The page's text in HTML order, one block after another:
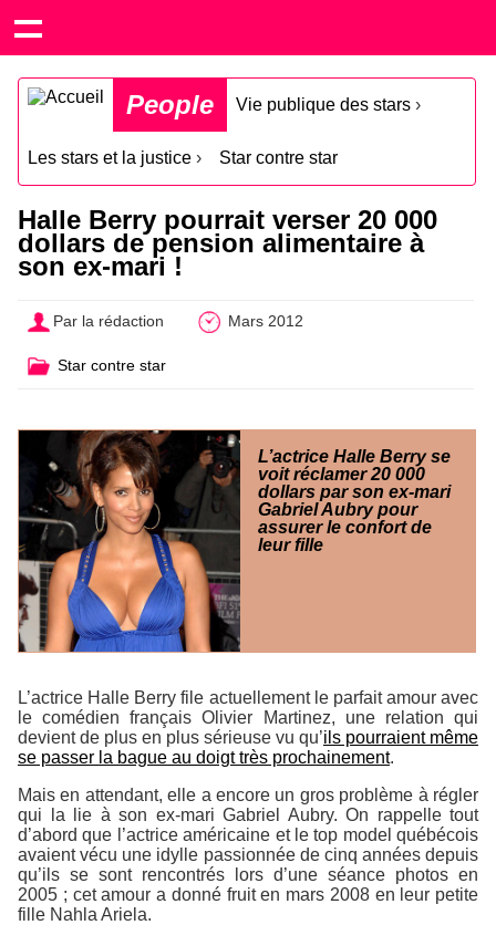
People Vie publique des stars ›
Les stars et la justice › Star contre star
Halle Berry pourrait verser 20 000
dollars de pension alimentaire à
son ex-mari !
Par la rédaction Mars 2012
Star contre star
L’actrice Halle Berry se
voit réclamer 20 000
dollars par son ex-mari
Gabriel Aubry pour
assurer le confort de
leur fille
L’actrice Halle Berry file actuellement le parfait amour avec
le comédien français Olivier Martinez, une relation qui
devient de plus en plus sérieuse vu qu’ils pourraient même
se passer la bague au doigt très prochainement.
Mais en attendant, elle a encore un gros problème à régler
qui la lie à son ex-mari Gabriel Aubry. On rappelle tout
d’abord que l’actrice américaine et le top model québécois
avaient vécu une idylle passionnée de cinq années depuis
qu’ils se sont rencontrés lors d’une séance photos en
2005 ; cet amour a donné fruit en mars 2008 en leur petite
fille Nahla Ariela.